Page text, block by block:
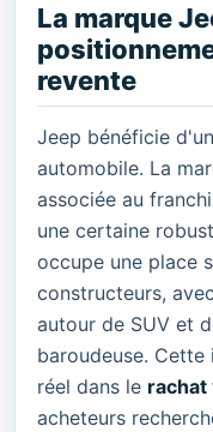
La marque
revente
Jeep bénéficie
automobile. La
associée au
une certaine
occupe une place
constructeurs,
autour de SUV et
baroudeuse.
réel dans le rachat
acheteurs